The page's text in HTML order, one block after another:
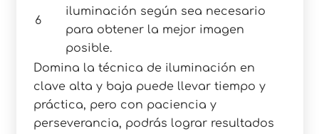
6
iluminación según sea necesario
para obtener la mejor imagen
posible.
Domina la técnica de iluminación en
clave alta y baja puede llevar tiempo y
práctica, pero con paciencia y
perseverancia, podrás lograr resultados